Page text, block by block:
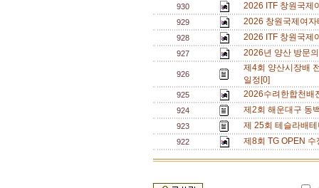
930 2026 ITF 창원국제
929 2026 창원국제여
928 2026 ITF 창원국제
927 2026년 양산 방문
926
제4회 양산시장배
일정[0]
925 2026수려한합천배
924 제2회 해운대구 동
923 제 25회 테슬라배
922 제8회 TG OPEN